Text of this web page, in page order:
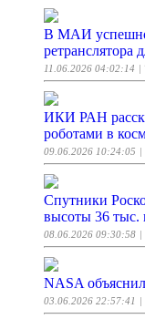
В МАИ успешно
ретранслятора
11.06.2026 04:02:14
ИКИ РАН
роботами в
09.06.2026 10:24:05
Спутники
высоты 36 тыс.
08.06.2026 09:30:58
NASA
03.06.2026 22:57:41